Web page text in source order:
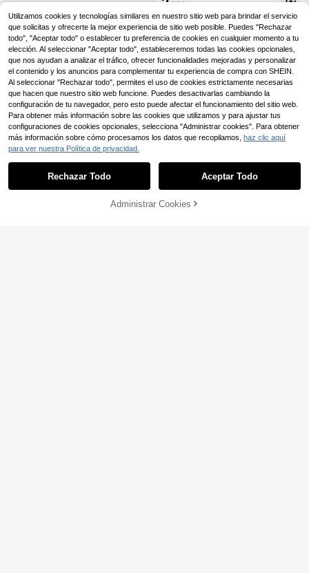
as de pared, pegatina de pared
grietas de baño y aseo, Cinta de cal
afateo para paneles de pared, Sella
do impermeable para grifo
,88€
AÑADIR A LA BOLSA
Utilizamos cookies y tecnologías similares en nuestro sitio web para brindar el servicio
que solicitas y ofrecerte la mejor experiencia de sitio web posible. Puedes "Rechazar
todo", "Aceptar todo" o establecer tu preferencia de cookies en cualquier momento a tu
elección. Al seleccionar "Aceptar todo", estableceremos todas las cookies opcionales,
que nos ayudan a analizar el tráfico, ofrecer funcionalidades mejoradas y personalizar
el contenido y los anuncios para complementar tu experiencia de compra con SHEIN.
Al seleccionar "Rechazar todo", permites el uso de cookies estrictamente necesarias
que hacen que nuestro sitio web funcione. Puedes desactivarlas cambiando la
configuración de tu navegador, pero esto puede afectar el funcionamiento del sitio web.
Para obtener más información sobre las cookies que utilizamos y para ajustar tus
configuraciones de cookies opcionales, selecciona "Administrar cookies". Para obtener
más información sobre cómo procesamos los datos que recopilamos, haz clic aquí
para ver nuestra Política de privacidad.
Rechazar Todo Aceptar Todo
Administrar Cookies